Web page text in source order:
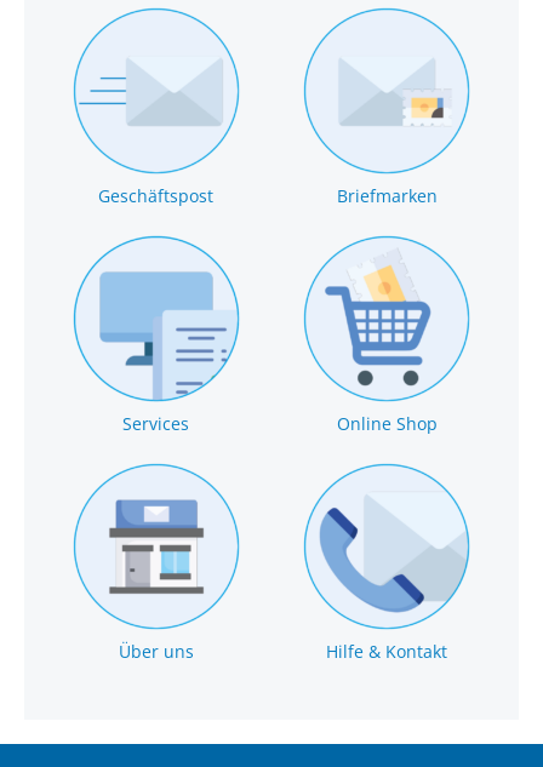
Geschäftspost Briefmarken
Services Online Shop
Über uns Hilfe & Kontakt